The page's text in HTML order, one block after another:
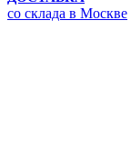
со склада в Москве